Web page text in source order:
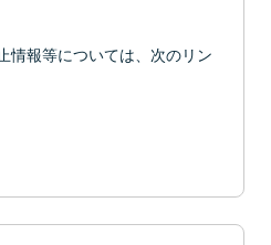
情報等については、次のリン